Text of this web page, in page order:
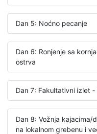
Dan 5: Noćno pecanje
Dan 6: Ronjenje sa
ostrva
Dan 7: Fakultativni izlet
Dan 8: Vožnja kajacima/
na lokalnom grebenu i